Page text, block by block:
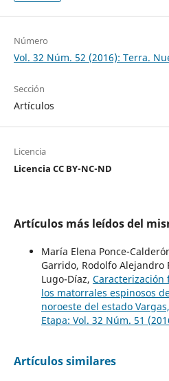
Número
Vol. 32 Núm. 52 (2016): Terra.
Sección
Artículos
Licencia
Licencia CC BY-NC-ND
Artículos más leídos del
María Elena Ponce-
Garrido, Rodolfo Alejandro
Lugo-Díaz,
los matorrales espinosos
noroeste del estado
Etapa: Vol. 32 Núm. 51
Artículos similares